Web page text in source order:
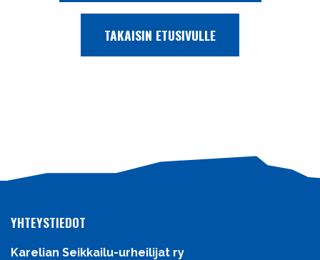
TAKAISIN ETUSIVULLE
YHTEYSTIEDOT
Karelian Seikkailu-urheilijat ry